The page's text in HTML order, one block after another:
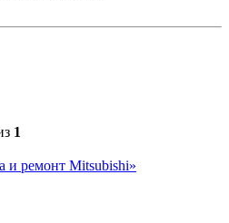
1
и ремонт Mitsubishi»